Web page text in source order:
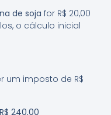
de soja for R$ 20,00
o cálculo inicial
um imposto de R$
240,00